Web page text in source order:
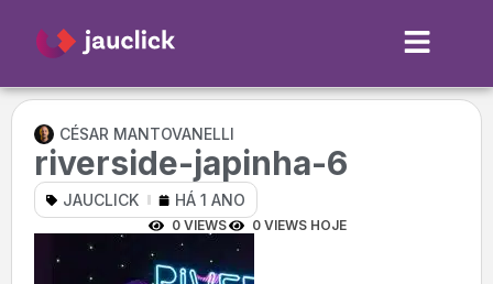
CÉSAR MANTOVANELLI
riverside-japinha-6
JAUCLICK HÁ 1 ANO
0 VIEWS 0 VIEWS HOJE